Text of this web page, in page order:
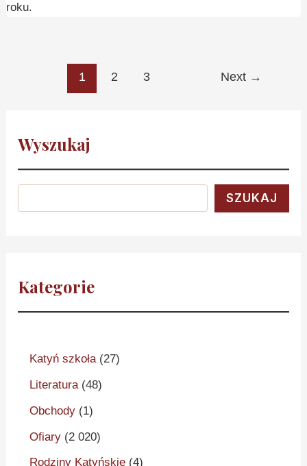
roku.
1 2 3 Next →
Wyszukaj
SZUKAJ
Kategorie
Katyń szkoła(27)
Literatura(48)
Obchody (1)
Ofiary (2 020)
Rodziny Katyńskie (4)